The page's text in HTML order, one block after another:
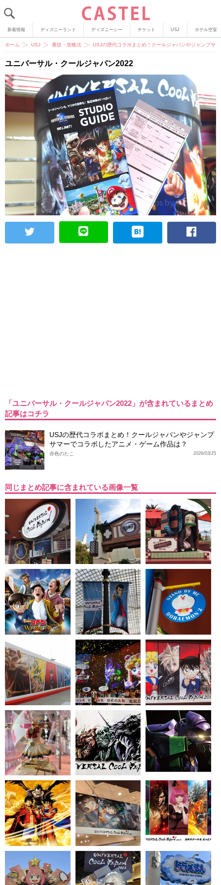
新着情報 ディズニーランド ディズニーシー チケット USJ ホテル空室
ホーム USJ 裏技・攻略法 USJの歴代コラボまとめ！クールジャパンやジャンプサ
ユニバーサル・クールジャパン2022
「ユニバーサル・クールジャパン2022」が含まれているまとめ
記事はコチラ
USJの歴代コラボまとめ！クールジャパンやジャンプ
サマーでコラボしたアニメ・ゲーム作品は？
2026/03/25
赤色のたこ
同じまとめ記事に含まれている画像一覧